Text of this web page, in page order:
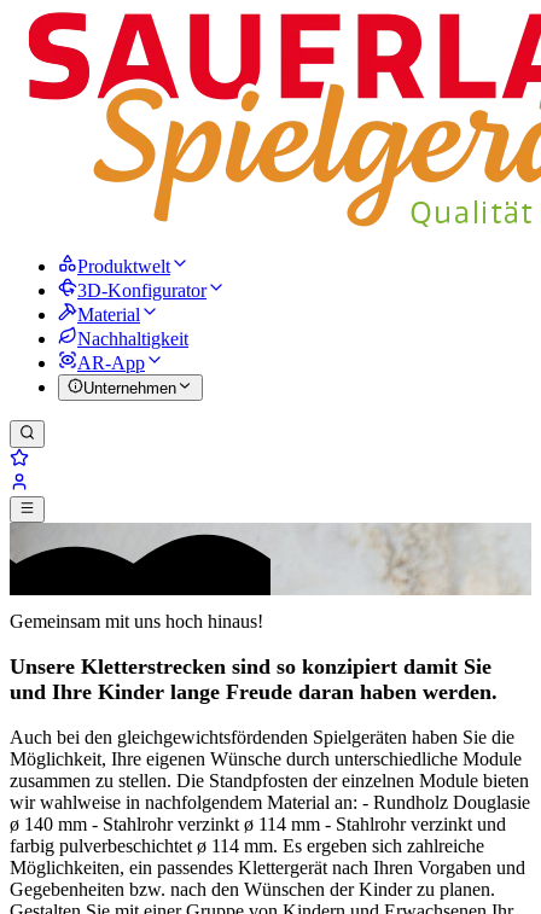
Produktwelt
3D-Konfigurator
Material
Nachhaltigkeit
AR-App
Unternehmen
Gemeinsam mit uns hoch hinaus!
Unsere Kletterstrecken sind so konzipiert damit Sie
und Ihre Kinder lange Freude daran haben werden.
Auch bei den gleichgewichtsfördenden Spielgeräten haben Sie die
Möglichkeit, Ihre eigenen Wünsche durch unterschiedliche Module
zusammen zu stellen. Die Standpfosten der einzelnen Module bieten
wir wahlweise in nachfolgendem Material an: - Rundholz Douglasie
ø 140 mm - Stahlrohr verzinkt ø 114 mm - Stahlrohr verzinkt und
farbig pulverbeschichtet ø 114 mm. Es ergeben sich zahlreiche
Möglichkeiten, ein passendes Klettergerät nach Ihren Vorgaben und
Gegebenheiten bzw. nach den Wünschen der Kinder zu planen.